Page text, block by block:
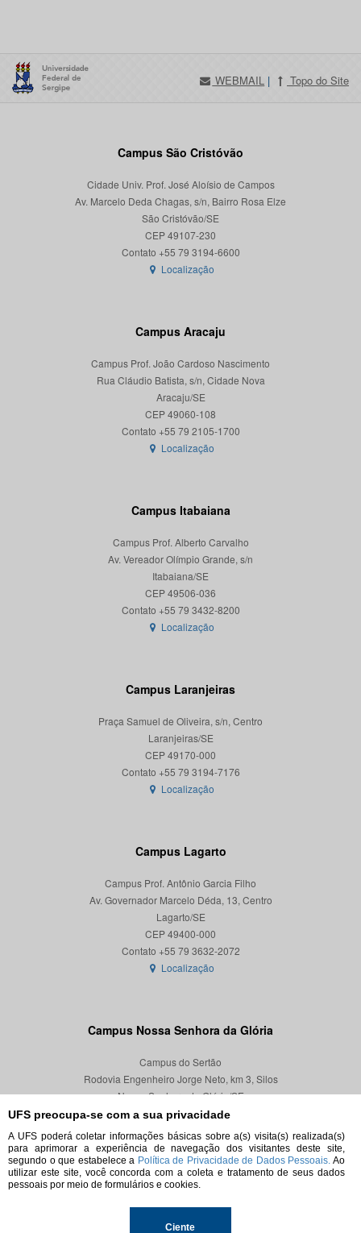
UFS preocupa-se com a sua privacidade
A UFS poderá coletar informações básicas sobre a(s) visita(s) realizada(s)
para aprimorar a experiência de navegação dos visitantes deste site,
segundo o que estabelece a Política de Privacidade de Dados Pessoais. Ao
utilizar este site, você concorda com a coleta e tratamento de seus dados
pessoais por meio de formulários e cookies.
Ciente
WEBMAIL | Topo do Site
Campus São Cristóvão
Cidade Univ. Prof. José Aloísio de Campos
Av. Marcelo Deda Chagas, s/n, Bairro Rosa Elze
São Cristóvão/SE
CEP 49107-230
Localização
Campus Aracaju
Campus Prof. João Cardoso Nascimento
Rua Cláudio Batista, s/n, Cidade Nova
Aracaju/SE
CEP 49060-108
Localização
Campus Itabaiana
Campus Prof. Alberto Carvalho
Av. Vereador Olímpio Grande, s/n
Itabaiana/SE
CEP 49506-036
Localização
Campus Laranjeiras
Praça Samuel de Oliveira, s/n, Centro
Laranjeiras/SE
CEP 49170-000
Localização
Campus Lagarto
Campus Prof. Antônio Garcia Filho
Av. Governador Marcelo Déda, 13, Centro
Lagarto/SE
CEP 49400-000
Localização
Campus Nossa Senhora da Glória
Campus do Sertão
Rodovia Engenheiro Jorge Neto, km 3, Silos
Nossa Senhora da Glória/SE
CEP 49680-000
Localização
© 2026. Todos os direitos reservados.